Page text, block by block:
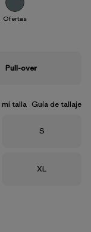
Ofertas
Pull-over
talla Guía de tallaje
Talla
S
Talla
XL